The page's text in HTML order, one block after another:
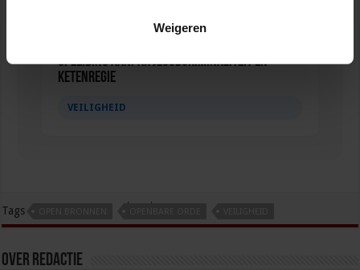
Weigeren
Opleiding Aanpak jeugdcriminaliteit en
ketenregie
VEILIGHEID
tweet
Tags
Over redactie